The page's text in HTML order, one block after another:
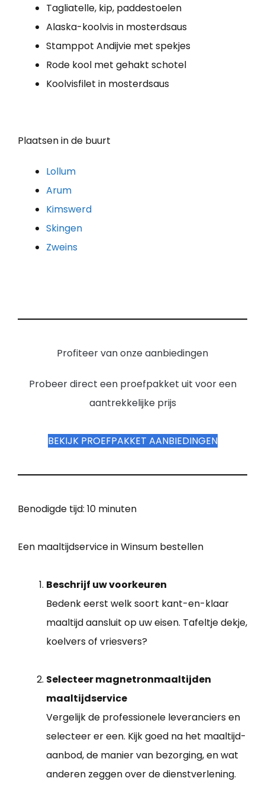
Tagliatelle, kip, paddestoelen
Alaska-koolvis in mosterdsaus
Stamppot Andijvie met spekjes
Rode kool met gehakt schotel
Koolvisfilet in mosterdsaus
Plaatsen in de buurt
Lollum
Arum
Kimswerd
Skingen
Zweins
Profiteer van onze aanbiedingen
Probeer direct een proefpakket uit voor een
aantrekkelijke prijs
BEKIJK PROEFPAKKET AANBIEDINGEN
Benodigde tijd: 10 minuten
Een maaltijdservice in Winsum bestellen
Beschrijf uw voorkeuren
Bedenk eerst welk soort kant-en-klaar
maaltijd aansluit op uw eisen. Tafeltje dekje,
koelvers of vriesvers?
Selecteer magnetronmaaltijden
maaltijdservice
Vergelijk de professionele leveranciers en
selecteer er een. Kijk goed na het maaltijd-
aanbod, de manier van bezorging, en wat
anderen zeggen over de dienstverlening.